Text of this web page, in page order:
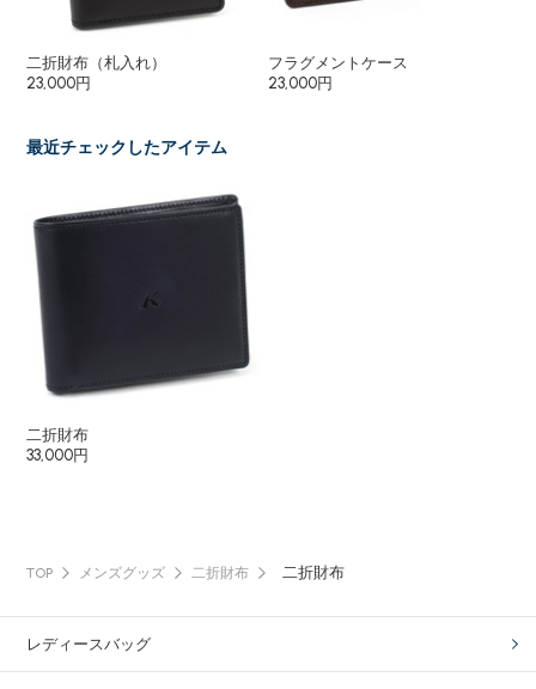
二折財布（札入れ）
23,000円
フラグメントケース
23,000円
最近チェックしたアイテム
二折財布
33,000円
TOP メンズグッズ 二折財布 二折財布
レディースバッグ